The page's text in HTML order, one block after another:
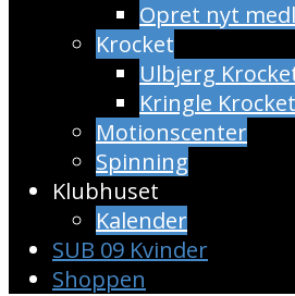
Opret nyt
Krocket
Ulbjerg
Kringle
Motionscenter
Spinning
Klubhuset
Kalender
SUB 09 Kvinder
Shoppen